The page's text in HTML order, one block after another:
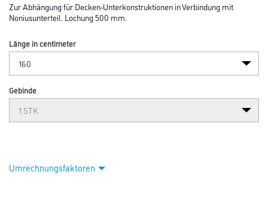
Zur Abhängung für Decken-Unterkonstruktionen in Verbindung mit
Noniusunterteil. Lochung 500 mm.
Länge in centimeter
Gebinde
Umrechnungsfaktoren